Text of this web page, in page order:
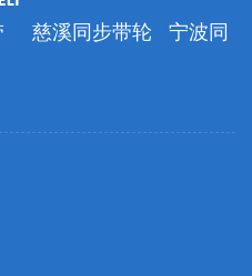
慈溪同步带轮 宁波同